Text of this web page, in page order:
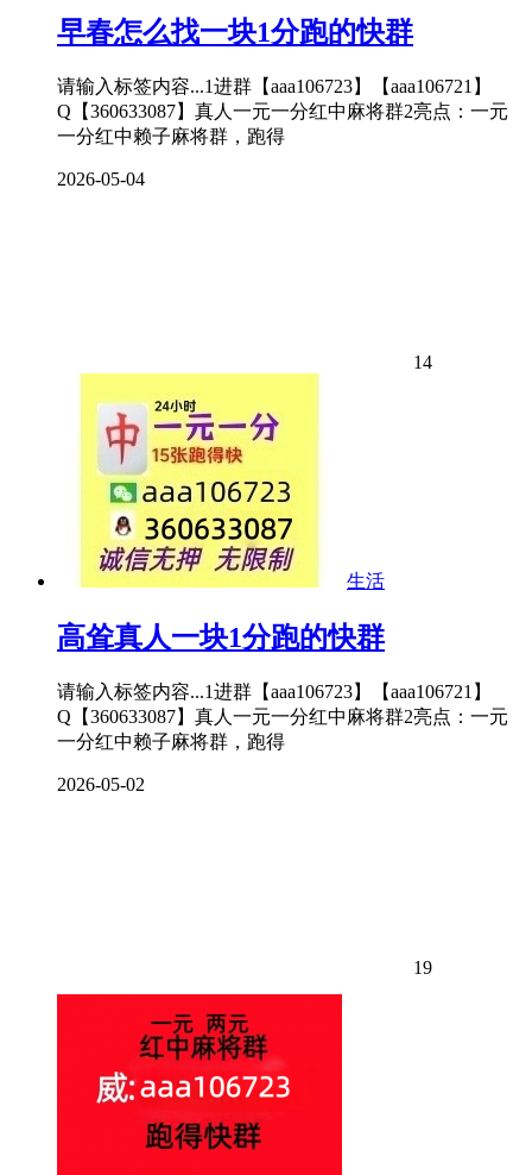
早春怎么找一块1分跑的快群
请输入标签内容...1进群【aaa106723】【aaa106721】
Q【360633087】真人一元一分红中麻将群2亮点：一元
一分红中赖子麻将群，跑得
2026-05-04
14
生活
高耸真人一块1分跑的快群
请输入标签内容...1进群【aaa106723】【aaa106721】
Q【360633087】真人一元一分红中麻将群2亮点：一元
一分红中赖子麻将群，跑得
2026-05-02
19